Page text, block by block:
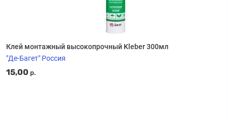
Клей монтажный высокопрочный Kleber 300мл
"Де-Багет" Россия
15,00 р.